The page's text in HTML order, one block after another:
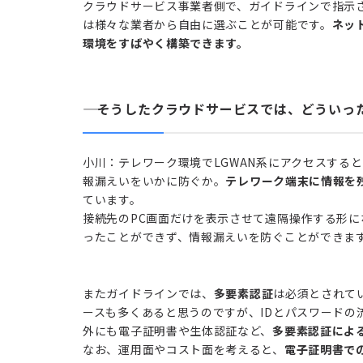
クラウドサービス事業者側で、ガイドラインで指
は様々な業者から自由に選ぶことが可能です。 ネッ
環境をすばやく構築できます。
―― そうしたクラウドサービスでは、どうい
小川：テレワーク環境でLGWAN系にアクセスする
報漏えいをいかに防ぐか。 テレワーク端末に情報を
ています。
接続先のPC画面だけを表示させて遠隔操作する形
ったことができず、情報漏えいを防ぐことができま
またガイドラインでは、 多要素認証は必須とされて
ースも多くあると思うのですが、IDとパスワード
外にも電子証明書や生体認証など、多要素認証によ
なお、運用面やコスト面を考えると、 電子証明書で